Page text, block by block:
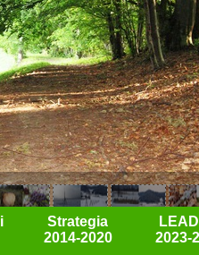
Strategia
2014-2020
2023-